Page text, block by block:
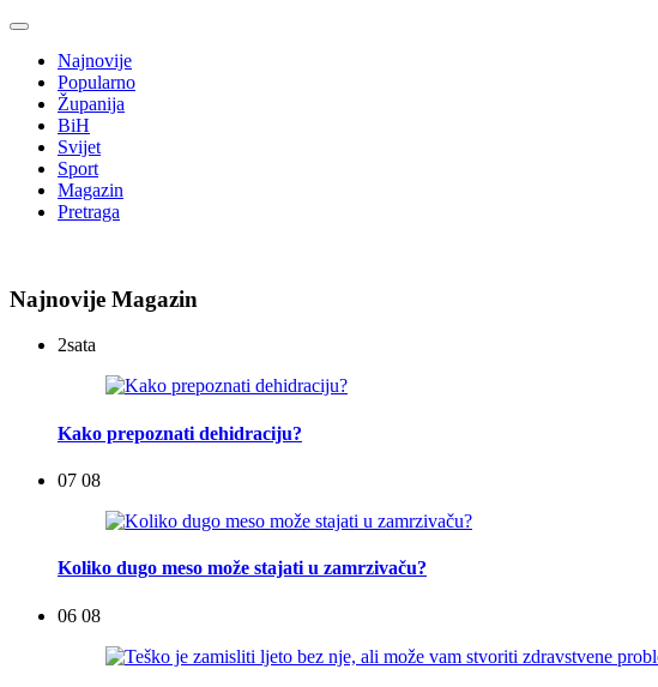
Najnovije
Popularno
Županija
BiH
Svijet
Sport
Magazin
Pretraga
Najnovije Magazin
2sata
Kako prepoznati dehidraciju?
07 08
Koliko dugo meso može stajati u zamrzivaču?
06 08